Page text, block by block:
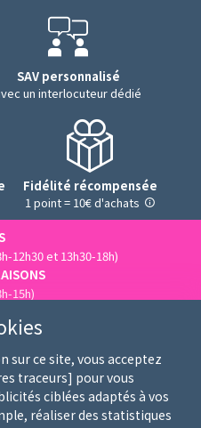
SAV personnalisé
un interlocuteur dédié
Fidélité récompensée
1 point = 10€ d'achats
12h30 et 13h30-18h)
15h)
clients Nos marques
sur ce site, vous acceptez
traceurs] pour vous
ciblées adaptés à vos
réaliser des statistiques